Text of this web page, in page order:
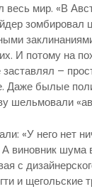
мир. «В
И потому на
заставлял –
Даже былые
шельмовали
«У него нет
виновник
с
и щегольские